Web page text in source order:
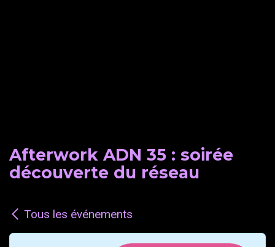
Afterwork ADN 35 : soirée
découverte du réseau
Tous les événements